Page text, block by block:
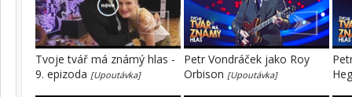
Tvoje tvář má známý hlas -
9. epizoda [Upoutávka]
Petr Vondráček jako Roy
Orbison [Upoutávka]